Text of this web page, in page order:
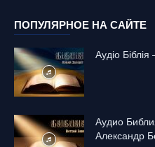
ПОПУЛЯРНОЕ НА САЙТЕ
Аудіо
Аудио
Александр